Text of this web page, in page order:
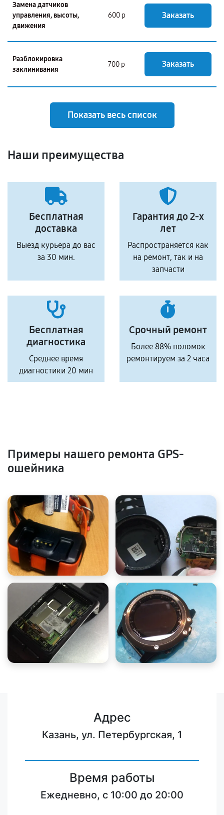
Замена датчиков
управления, высоты,
движения
600 р Заказать
Разблокировка
заклинивания
700 р Заказать
Показать весь список
Наши преимущества
Бесплатная
доставка
Выезд курьера до вас
за 30 мин.
Гарантия до 2-х
лет
Распространяется как
на ремонт, так и на
запчасти
Бесплатная
диагностика
Среднее время
диагностики 20 мин
Срочный ремонт
Более 88% поломок
ремонтируем за 2 часа
Примеры нашего ремонта GPS-
ошейника
Адрес
Казань, ул. Петербургская, 1
Время работы
Ежедневно, с 10:00 до 20:00